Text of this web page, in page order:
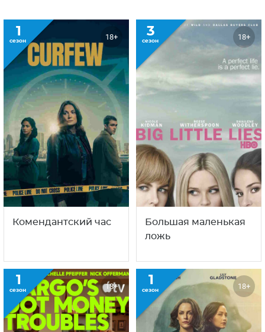
1
сезон 18+
Комендантский час
3
сезон 18+
Большая маленькая
ложь
1
сезон 18+ 1
сезон 18+